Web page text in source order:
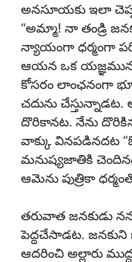
అనసూయకు ఇలా
“అమ్మా! నా తండ్రి
న్యాయంగా ధర్మంగా
ఆయన ఒక
కోసరం లాంఛనంగా
చదును
దొరికానట. నేను
వాక్కు వినపడినదట
మనుష్యజాతికి
ఆమెను పుత్రికా
తరువాత జనకుడు
పెద్దచేసాడట. జనకుని
ఆదరించి అల్లారు